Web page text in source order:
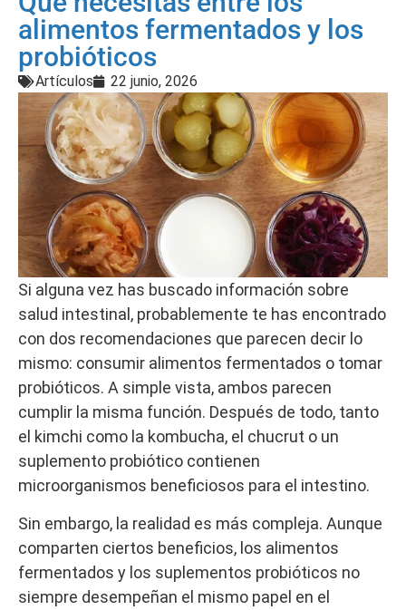
alimentos fermentados y los
probióticos
Artículos 22 junio, 2026
Si alguna vez has buscado información sobre
salud intestinal, probablemente te has encontrado
con dos recomendaciones que parecen decir lo
mismo: consumir alimentos fermentados o tomar
probióticos. A simple vista, ambos parecen
cumplir la misma función. Después de todo, tanto
el kimchi como la kombucha, el chucrut o un
suplemento probiótico contienen
microorganismos beneficiosos para el intestino.
Sin embargo, la realidad es más compleja. Aunque
comparten ciertos beneficios, los alimentos
fermentados y los suplementos probióticos no
siempre desempeñan el mismo papel en el